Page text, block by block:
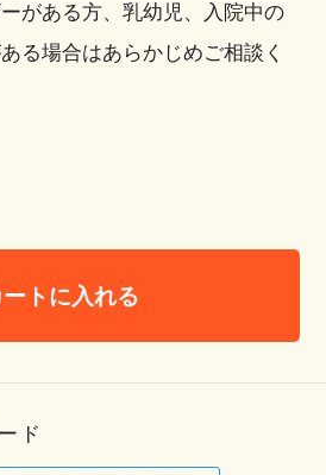
がある方、乳幼児、入院中の
る場合はあらかじめご相談く
ートに入れる
ド